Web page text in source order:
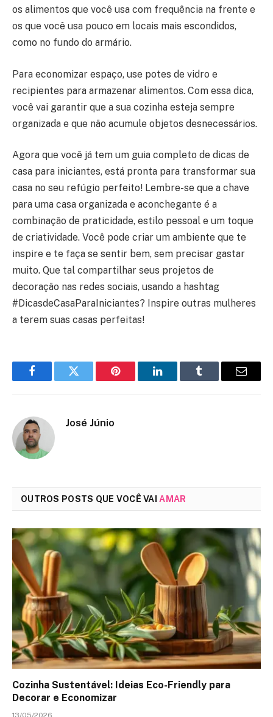
os alimentos que você usa com frequência na frente e
os que você usa pouco em locais mais escondidos,
como no fundo do armário.
Para economizar espaço, use potes de vidro e
recipientes para armazenar alimentos. Com essa dica,
você vai garantir que a sua cozinha esteja sempre
organizada e que não acumule objetos desnecessários.
Agora que você já tem um guia completo de dicas de
casa para iniciantes, está pronta para transformar sua
casa no seu refúgio perfeito! Lembre-se que a chave
para uma casa organizada e aconchegante é a
combinação de praticidade, estilo pessoal e um toque
de criatividade. Você pode criar um ambiente que te
inspire e te faça se sentir bem, sem precisar gastar
muito. Que tal compartilhar seus projetos de
decoração nas redes sociais, usando a hashtag
#DicasdeCasaParaIniciantes? Inspire outras mulheres
a terem suas casas perfeitas!
FacebookTwitter Pinterest LinkedInTumblr Email
José Júnio
OUTROS POSTS QUE VOCÊ VAIAMAR
Cozinha Sustentável: Ideias Eco-Friendly para
Decorar e Economizar
13/05/2026